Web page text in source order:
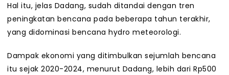
Hal itu, jelas Dadang, sudah ditandai dengan tren
peningkatan bencana pada beberapa tahun terakhir,
yang didominasi bencana hydro meteorologi.
Dampak ekonomi yang ditimbulkan sejumlah bencana
itu sejak 2020-2024, menurut Dadang, lebih dari Rp500